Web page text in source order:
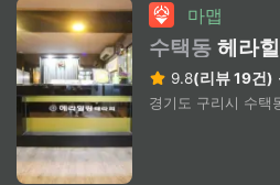
마맵
수택동 헤라
9.8(리뷰 19건) ·
경기도 구리시 수택